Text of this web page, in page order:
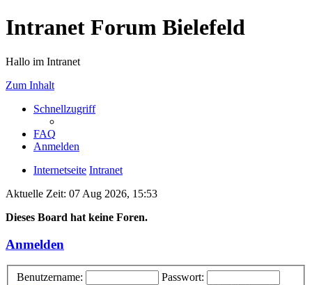
Intranet Forum Bielefeld
Hallo im Intranet
Zum Inhalt
Schnellzugriff
FAQ
Anmelden
Internetseite Intranet
Aktuelle Zeit: 07 Aug 2026, 15:53
Dieses Board hat keine Foren.
Anmelden
Benutzername:
Passwort: